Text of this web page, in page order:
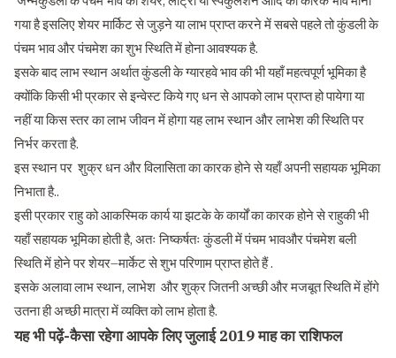
गया है इसलिए शेयर मार्किट से जुड़ने या लाभ प्राप्त करने में सबसे पहले तो कुंडली के
पंचम भाव और पंचमेश का शुभ स्थिति में होना आवश्यक है.
इसके बाद लाभ स्थान अर्थात कुंडली के ग्यारहवे भाव की भी यहाँ महत्वपूर्ण भूमिका है
क्योंकि किसी भी प्रकार से इन्वेस्ट किये गए धन से आपको लाभ प्राप्त हो पायेगा या
नहीं या किस स्तर का लाभ जीवन में होगा यह लाभ स्थान और लाभेश की स्थिति पर
निर्भर करता है.
इस स्थान पर शुक्र धन और विलासिता का कारक होने से यहाँ अपनी सहायक भूमिका
निभाता है..
इसी प्रकार राहु को आकस्मिक कार्य या झटके के कार्यों का कारक होने से राहुकी भी
यहाँ सहायक भूमिका होती है, अतः निष्कर्षतः कुंडली में पंचम भावऔर पंचमेश बली
स्थिति में होने पर शेयर–मार्केट से शुभ परिणाम प्राप्त होते हैं .
इसके अलावा लाभ स्थान, लाभेश और शुक्र जितनी अच्छी और मजबूत स्थिति में होंगे
उतना ही अच्छी मात्रा में व्यक्ति को लाभ होता है.
यह भी पढ़ें-कैसा रहेगा आपके लिए जुलाई 2019 माह का राशिफल